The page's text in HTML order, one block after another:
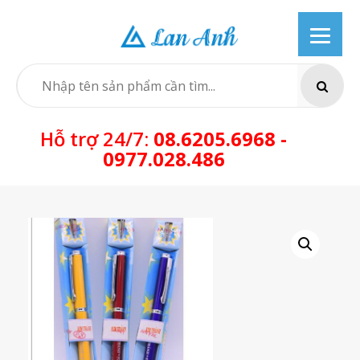
SEARCH
Hỗ trợ 24/7: 08.6205.6968 -
0977.028.486